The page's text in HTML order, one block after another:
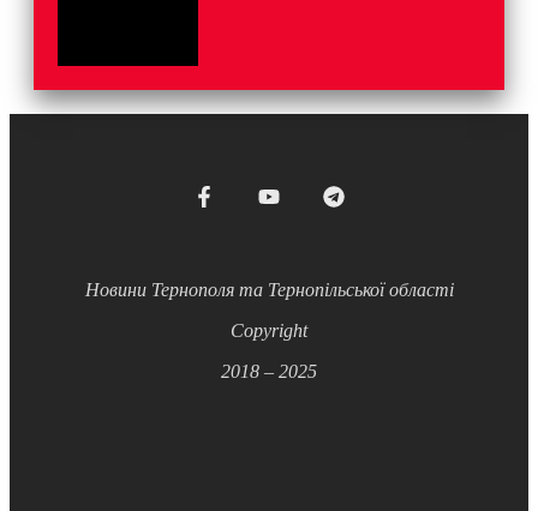
Новини Тернополя та Тернопільської області
Copyright
2018 – 2025